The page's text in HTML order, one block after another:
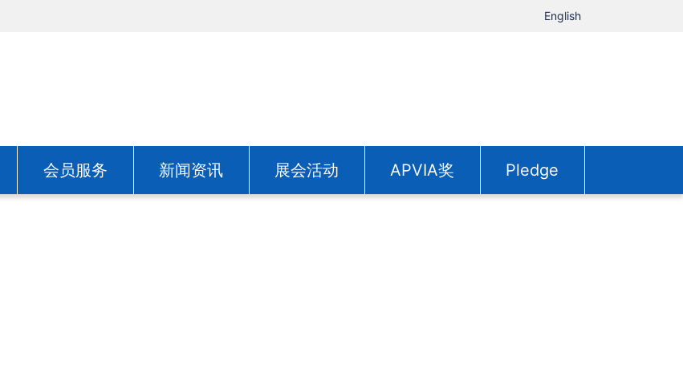
English
会员服务 新闻资讯 展会活动 APVIA奖 Pledge